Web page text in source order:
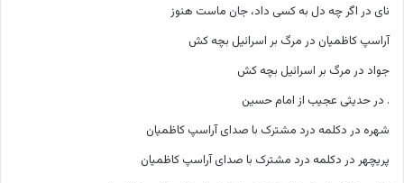
نای در اگر چه دل به کسی داد، جان ماست هنوز
آراسپ کاظمیان در مرگ بر اسرائیل بچه کش
جواد در مرگ بر اسرائیل بچه کش
. در حدیثی عجیب از امام حسین
شهره در دکلمه درد مشترک با صدای آراسپ کاظمیان
پریچهر در دکلمه درد مشترک با صدای آراسپ کاظمیان